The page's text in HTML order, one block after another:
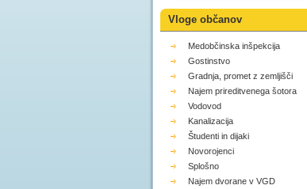
Vloge občanov
Medobčinska inšpekcija
Gostinstvo
Gradnja, promet z zemljišči
Najem prireditvenega šotora
Vodovod
Kanalizacija
Študenti in dijaki
Novorojenci
Splošno
Najem dvorane v VGD